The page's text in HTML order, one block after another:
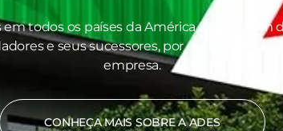
todos os países da América Latina, além
e seus sucessores, por quem nos
empresa.
CONHEÇA MAIS SOBRE A ADES